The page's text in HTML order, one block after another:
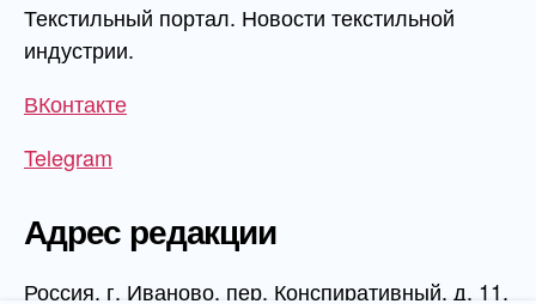
Текстильный портал. Новости текстильной
индустрии.
ВКонтакте
Telegram
Адрес редакции
Россия, г. Иваново, пер. Конспиративный, д. 11,